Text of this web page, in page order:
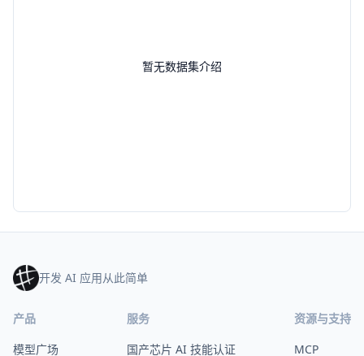
暂无数据集介绍
开发 AI 应用从此简单
产品
模型广场
服务
国产芯片 AI 技能认证
资源与支持
MCP